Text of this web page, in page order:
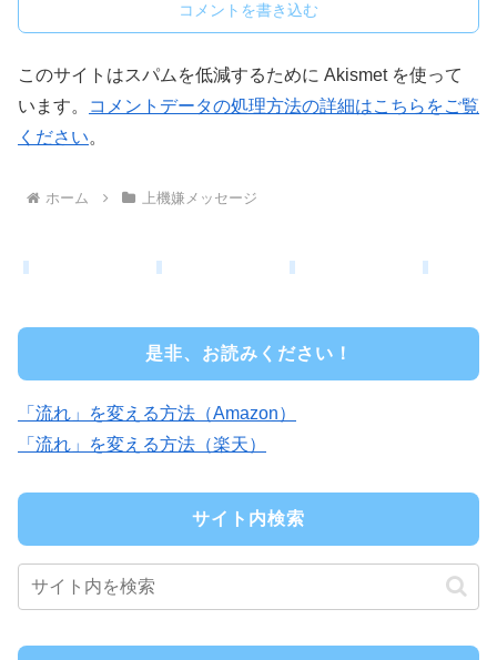
コメントを書き込む
このサイトはスパムを低減するために Akismet を使って
います。
コメントデータの処理方法の詳細はこちらをご覧
ください。
ホーム 上機嫌メッセージ
是非、お読みください！
「流れ」を変える方法（Amazon）
「流れ」を変える方法（楽天）
サイト内検索